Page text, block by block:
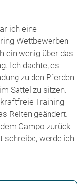
ich eine
Wettbewerben
ein wenig über das
Ich dachte, es
zu den Pferden
Sattel zu sitzen.
Training
Reiten geändert.
Campo zurück
schreibe, werde ich